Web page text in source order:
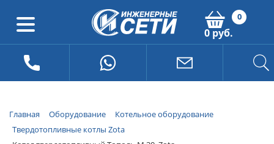
0
0 руб.
Главная Оборудование
Котельное оборудование
Твердотопливные котлы Zota